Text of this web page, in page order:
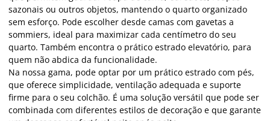
sazonais ou outros objetos, mantendo o quarto organizado
sem esforço. Pode escolher desde camas com gavetas a
sommiers, ideal para maximizar cada centímetro do seu
quarto. Também encontra o prático estrado elevatório, para
quem não abdica da funcionalidade.
Na nossa gama, pode optar por um prático estrado com pés,
que oferece simplicidade, ventilação adequada e suporte
firme para o seu colchão. É uma solução versátil que pode ser
combinada com diferentes estilos de decoração e que garante